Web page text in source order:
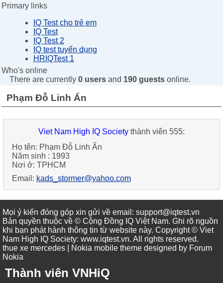
Primary links
IQ Test cho trẻ em
IQ Test
IQ Test 2
IQ test tuyển dụng
HRIQTest 1
Who's online
There are currently 0 usersand 190 guestsonline.
Phạm Đỗ Linh Ấn
Viet Nam High IQ Societythành viên 555:
Họ tên: Phạm Đỗ Linh Ấn
Năm sinh : 1993
Nơi ở: TPHCM
Email: kads_stormer@yahoo.com
Mọi ý kiến đóng góp xin gửi về email: support@iqtest.vn
Bản quyền thuộc về © Cộng Đồng IQ Việt Nam. Ghi rõ nguồn
khi bạn phát hành thông tin từ website này. Copyright © Viet
Nam High IQ Society: www.iqtest.vn. All rights reserved.
thue xe mercedes | Nokia mobile theme designed by Forum
Nokia
Thành viên VNHiQ